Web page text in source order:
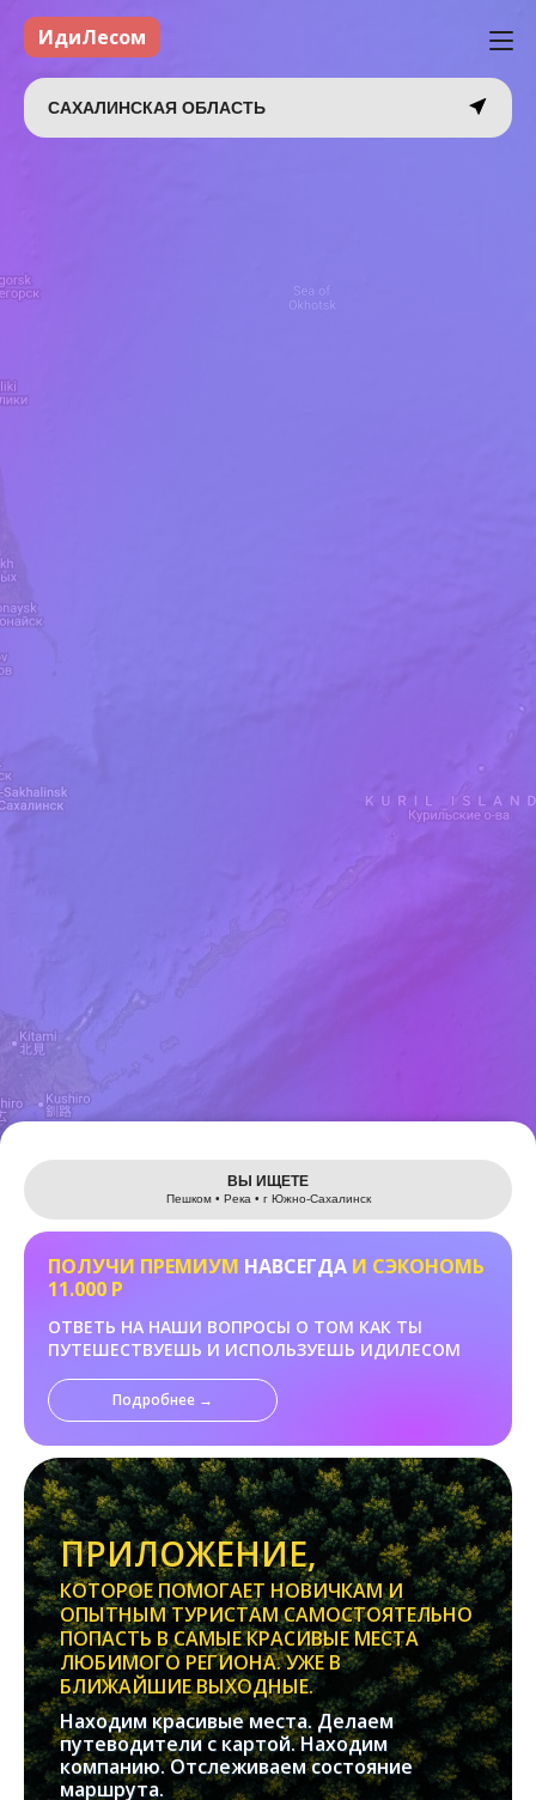
Leaflet
ИдиЛесом
САХАЛИНСКАЯ ОБЛАСТЬ
ВЫ ИЩЕТЕ
Пешком • Река • г Южно-Сахалинск
ПОЛУЧИ ПРЕМИУМ НАВСЕГДА И СЭКОНОМЬ
11.000 Р
ОТВЕТЬ НА НАШИ ВОПРОСЫ О ТОМ КАК ТЫ
ПУТЕШЕСТВУЕШЬ И ИСПОЛЬЗУЕШЬ ИДИЛЕСОМ
Подробнее →
ПРИЛОЖЕНИЕ,
КОТОРОЕ ПОМОГАЕТ НОВИЧКАМ И
ОПЫТНЫМ ТУРИСТАМ САМОСТОЯТЕЛЬНО
ПОПАСТЬ В САМЫЕ КРАСИВЫЕ МЕСТА
ЛЮБИМОГО РЕГИОНА. УЖЕ В
БЛИЖАЙШИЕ ВЫХОДНЫЕ.
Находим красивые места. Делаем
путеводители с картой. Находим
компанию. Отслеживаем состояние
маршрута.